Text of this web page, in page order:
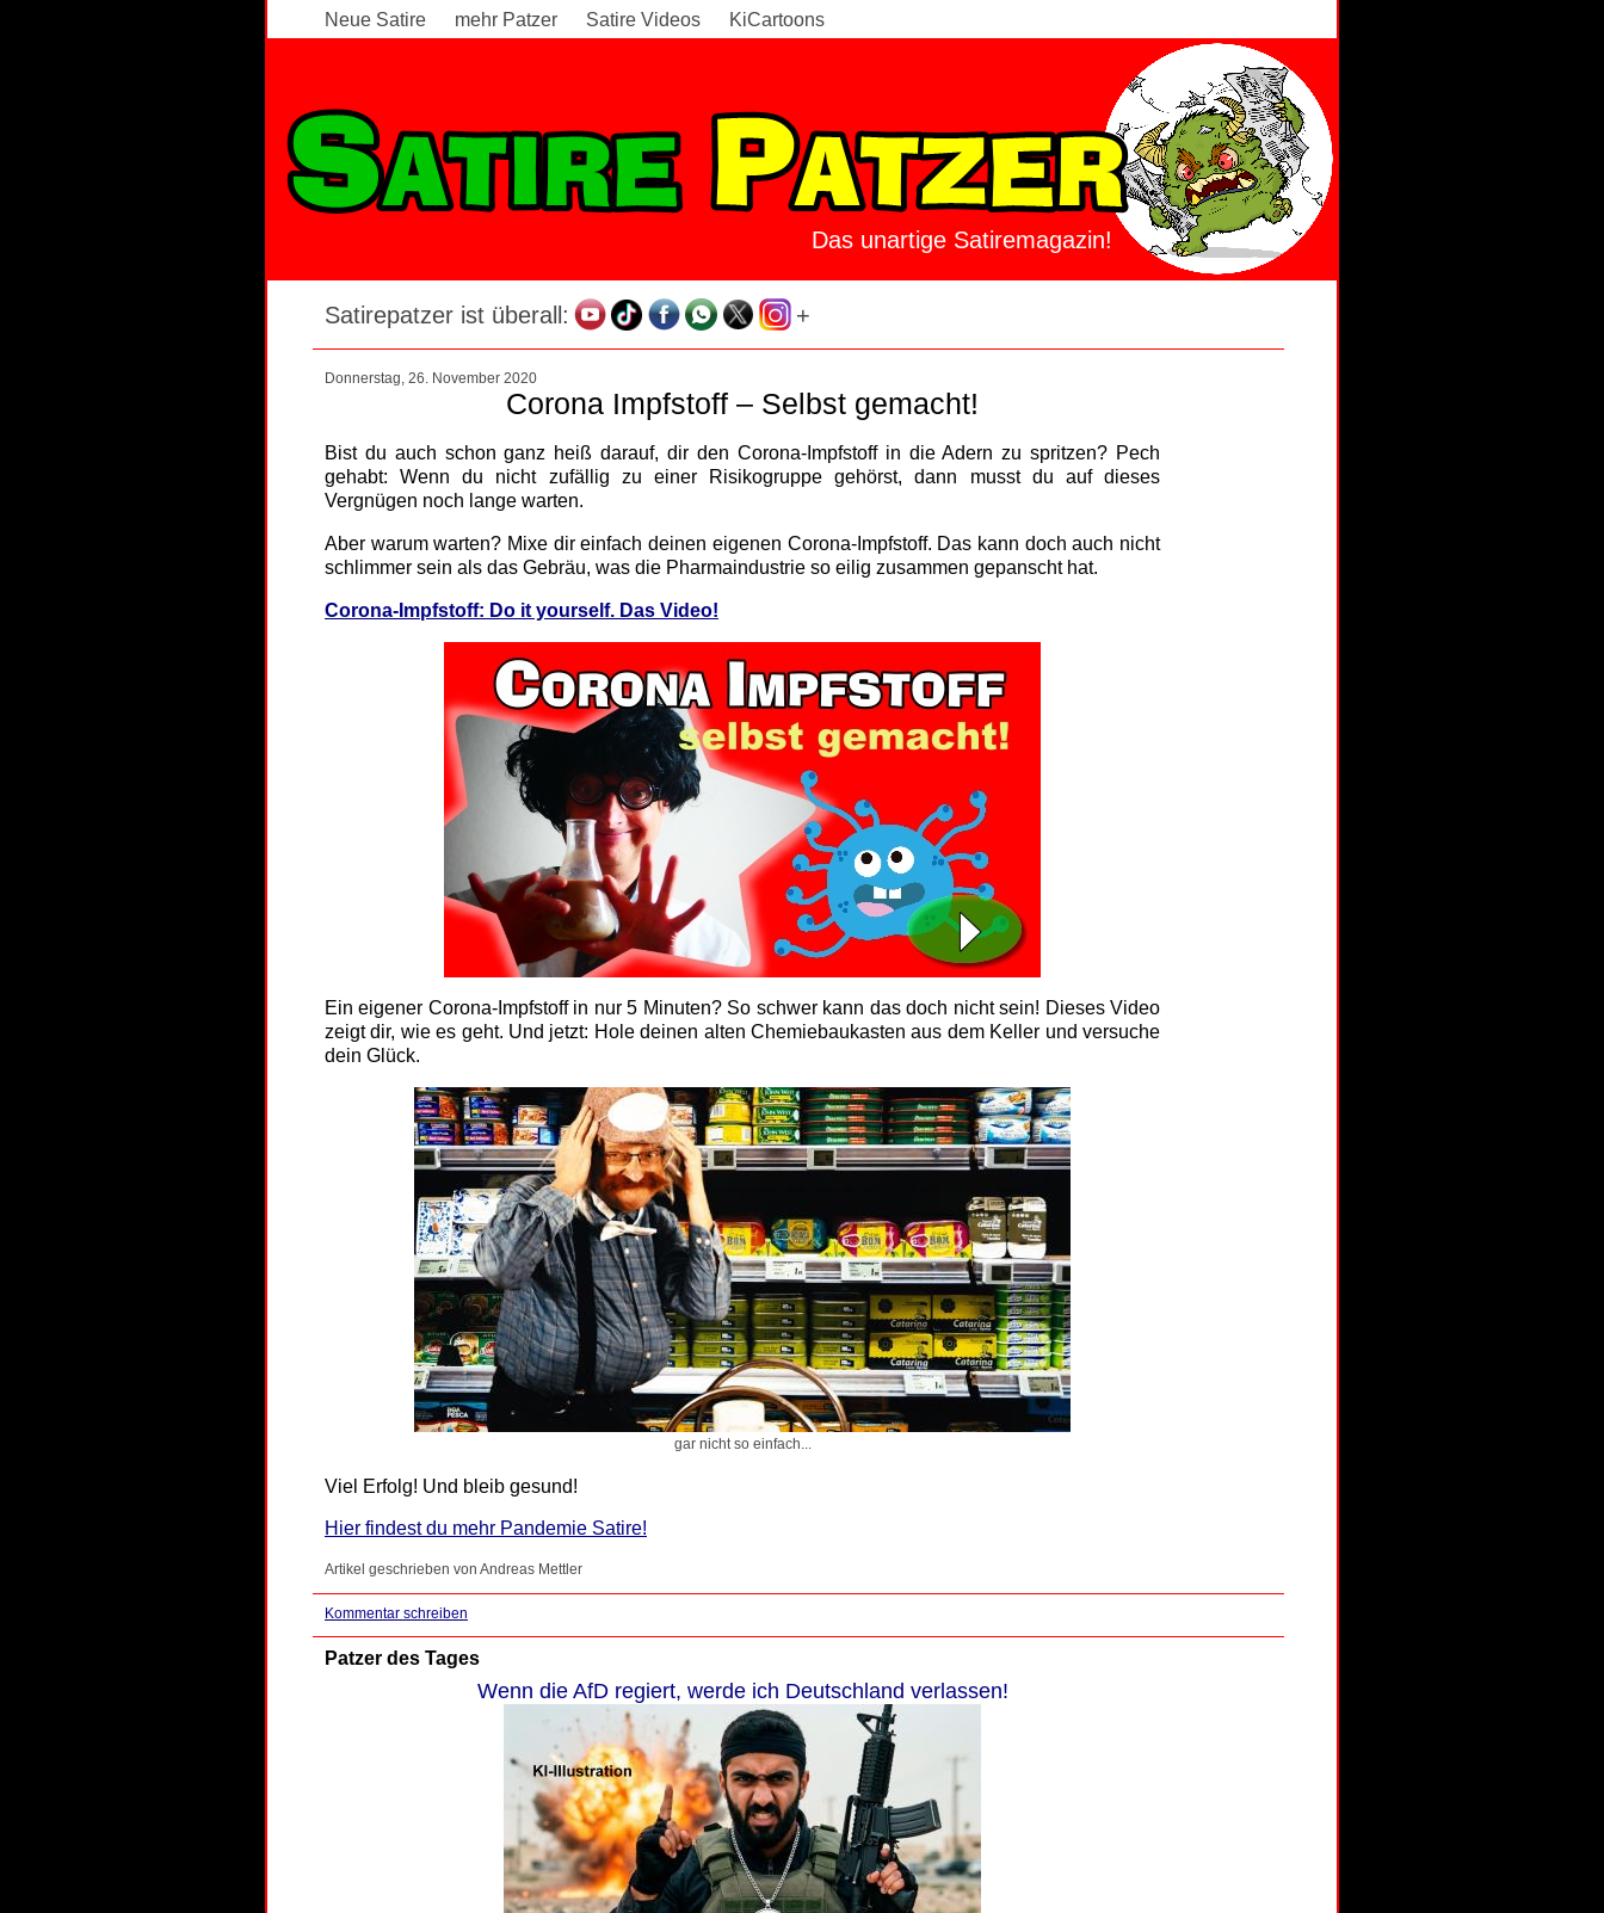
Neue Satire mehr Patzer Satire Videos KiCartoons
Das unartige Satiremagazin!
Satirepatzer ist überall: +
Donnerstag, 26. November 2020
Corona Impfstoff – Selbst gemacht!
Bist du auch schon ganz heiß darauf, dir den Corona-Impfstoff in die Adern zu spritzen? Pech
gehabt: Wenn du nicht zufällig zu einer Risikogruppe gehörst, dann musst du auf dieses
Vergnügen noch lange warten.
Aber warum warten? Mixe dir einfach deinen eigenen Corona-Impfstoff. Das kann doch auch nicht
schlimmer sein als das Gebräu, was die Pharmaindustrie so eilig zusammen gepanscht hat.
Corona-Impfstoff: Do it yourself. Das Video!
Ein eigener Corona-Impfstoff in nur 5 Minuten? So schwer kann das doch nicht sein! Dieses Video
zeigt dir, wie es geht. Und jetzt: Hole deinen alten Chemiebaukasten aus dem Keller und versuche
dein Glück.
gar nicht so einfach...
Viel Erfolg! Und bleib gesund!
Hier findest du mehr Pandemie Satire!
Artikel geschrieben von Andreas Mettler
Kommentar schreiben
Patzer des Tages
Wenn die AfD regiert, werde ich Deutschland verlassen!